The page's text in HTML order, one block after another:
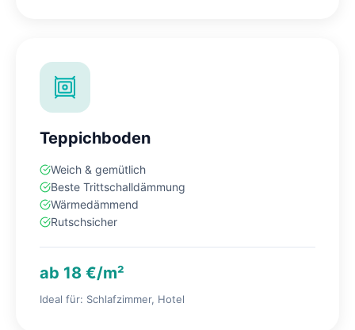
Teppichboden
Weich & gemütlich
Beste Trittschalldämmung
Wärmedämmend
Rutschsicher
ab 18 €/m²
Ideal für: Schlafzimmer, Hotel